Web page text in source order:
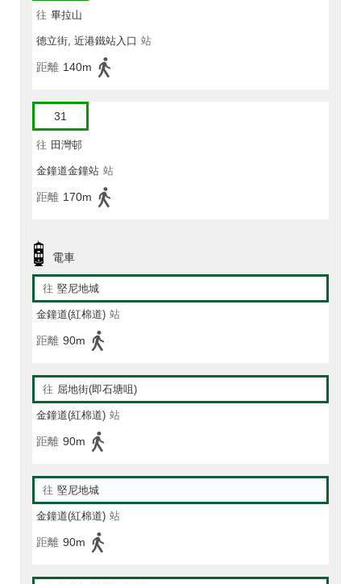
往 畢拉山
德立街, 近港鐵站入口 站
距離 140m
31
往 田灣邨
金鐘道金鐘站 站
距離 170m
電車
往 堅尼地城
金鐘道(紅棉道) 站
距離 90m
往 屈地街(即石塘咀)
金鐘道(紅棉道) 站
距離 90m
往 堅尼地城
金鐘道(紅棉道) 站
距離 90m